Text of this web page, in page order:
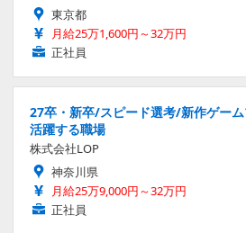
東京都
月給25万1,600円～32万円
正社員
27卒・新卒/スピード選考/新作ゲー
活躍する職場
株式会社LOP
神奈川県
月給25万9,000円～32万円
正社員